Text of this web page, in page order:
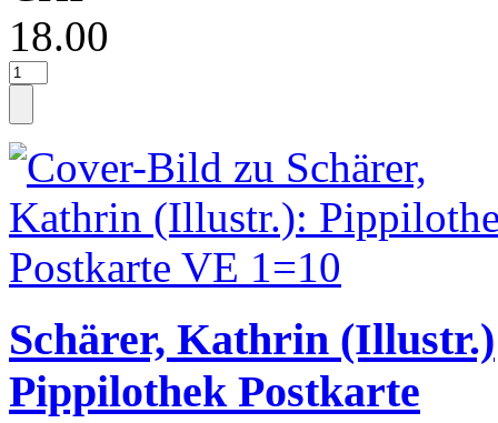
18.00
Schärer, Kathrin (Illustr.)
Pippilothek Postkarte